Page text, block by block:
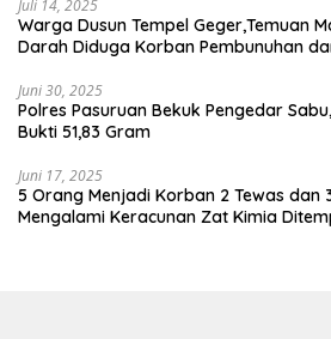
Juli 14, 2025
Warga Dusun Tempel Geger,Temuan
Darah Diduga Korban Pembunuhan
Juni 30, 2025
Polres Pasuruan Bekuk Pengedar
Bukti 51,83 Gram
Juni 17, 2025
5 Orang Menjadi Korban 2 Tewas dan
Mengalami Keracunan Zat Kimia